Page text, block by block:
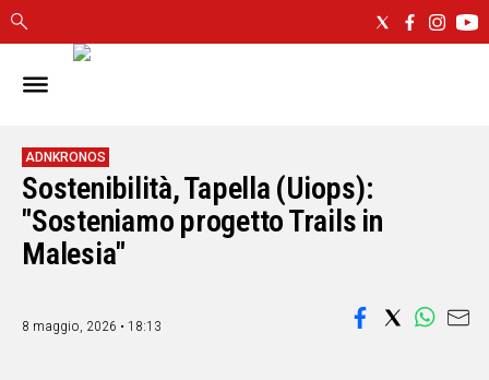
IN
CAGLIARI
SASSARI
NUORO
ORISTANO
SULCIS
OGLIASTRA
ADNKRONOS
Sostenibilità, Tapella (Uiops):
"Sosteniamo progetto Trails in
Malesia"
8 maggio, 2026 • 18:13